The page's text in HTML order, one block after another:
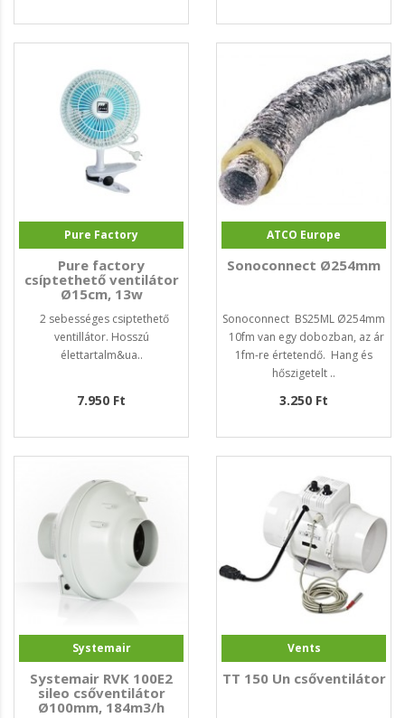
Pure Factory
Pure factory
csíptethető ventilátor
Ø15cm, 13w
2 sebességes csiptethető
ventillátor. Hosszú
élettartalm&ua..
7.950 Ft
ATCO Europe
Sonoconnect Ø254mm
Sonoconnect BS25ML Ø254mm
10fm van egy dobozban, az ár
1fm-re értetendő. Hang és
hőszigetelt ..
3.250 Ft
Systemair
Systemair RVK 100E2
sileo csőventilátor
Ø100mm, 184m3/h
Vents
TT 150 Un csőventilátor